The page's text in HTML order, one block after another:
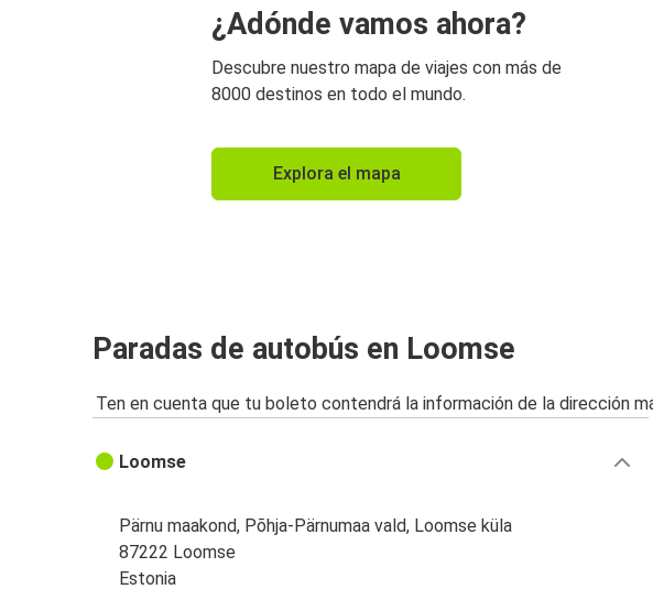
¿Adónde vamos ahora?
Descubre nuestro mapa de viajes con más de
8000 destinos en todo el mundo.
Explora el mapa
Paradas de autobús en Loomse
Ten en cuenta que tu boleto contendrá la información de la dirección
Loomse
Pärnu maakond, Põhja-Pärnumaa vald, Loomse küla
87222 Loomse
Estonia